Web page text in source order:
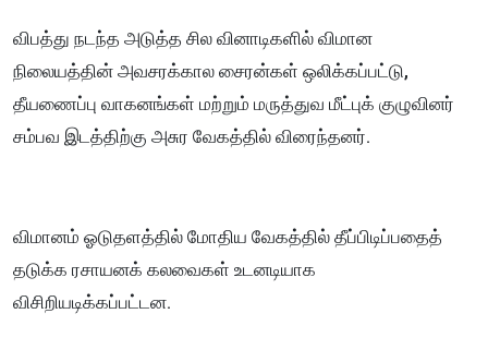
விபத்து நடந்த அடுத்த சில வினாடிகளில் விமான
நிலையத்தின் அவசரக்கால சைரன்கள் ஒலிக்கப்பட்டு,
தீயணைப்பு வாகனங்கள் மற்றும் மருத்துவ மீட்புக் குழுவினர்
சம்பவ இடத்திற்கு அசுர வேகத்தில் விரைந்தனர்.
விமானம் ஓடுதளத்தில் மோதிய வேகத்தில் தீப்பிடிப்பதைத்
தடுக்க ரசாயனக் கலவைகள் உடனடியாக
விசிறியடிக்கப்பட்டன.